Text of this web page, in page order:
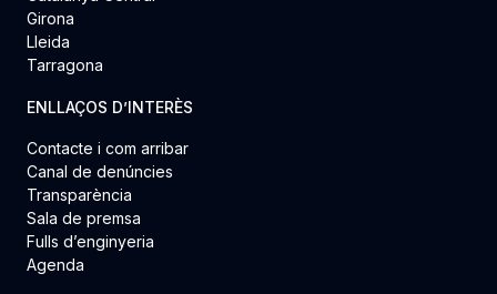
Girona
Lleida
Tarragona
ENLLAÇOS D’INTERÈS
Contacte i com arribar
Canal de denúncies
Transparència
Sala de premsa
Fulls d’enginyeria
Agenda